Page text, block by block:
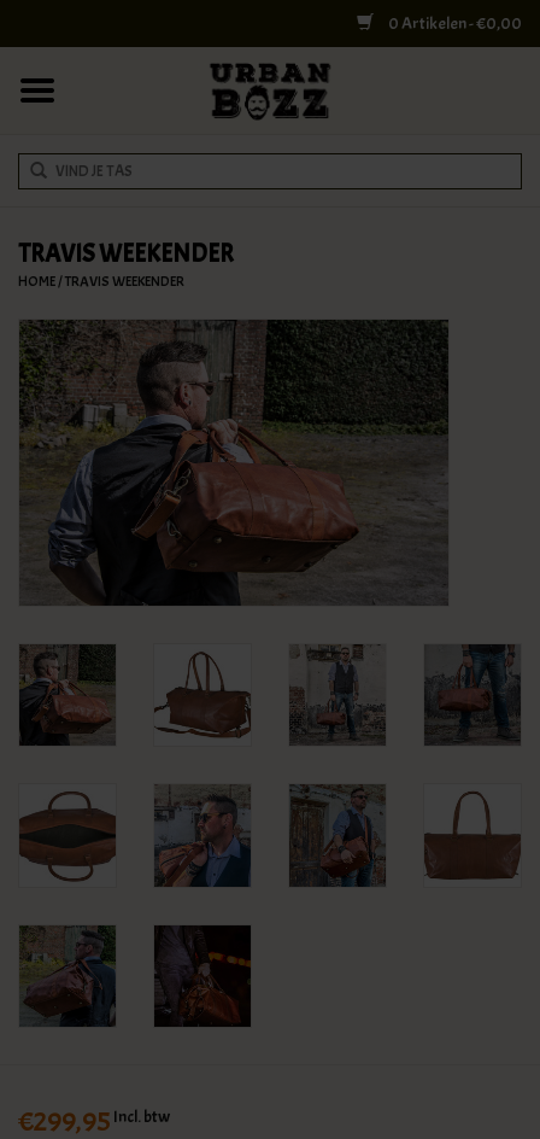
0 Artikelen - €0,00
COLLEGE BAGS
RUGZAKKEN
SHELBY BROTHERS
REISTASSEN
DOKTERSTASSEN
KLEDING
SPECIALS
SALE
TRAVIS WEEKENDER
HOME/TRAVIS WEEKENDER
€299,95 Incl. btw